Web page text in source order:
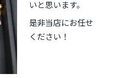
いと思います。
是非当店にお任せ
ください！